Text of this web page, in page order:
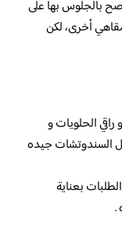
بالجلوس بها على
أخرى، لكن
الحلويات و
السندوتشات جيده
بعناية
.